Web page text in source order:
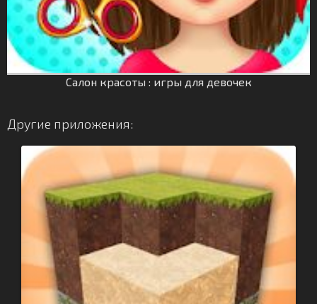
Салон красоты : игры для девочек
Другие приложения: